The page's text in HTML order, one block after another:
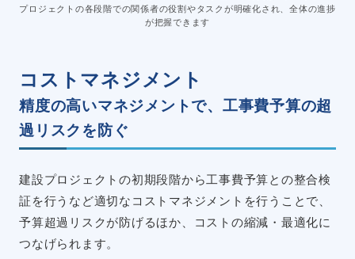
プロジェクトの各段階での関係者の役割やタスクが明確化され、全体の進捗
が把握できます
コストマネジメント
精度の高いマネジメントで、工事費予算の超
過リスクを防ぐ
建設プロジェクトの初期段階から工事費予算との整合検
証を行うなど適切なコストマネジメントを行うことで、
予算超過リスクが防げるほか、コストの縮減・最適化に
つなげられます。